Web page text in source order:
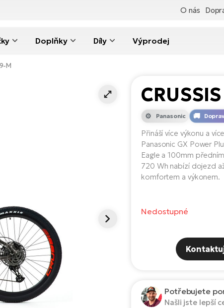
O nás
Doplňky Díly Výprodej
M
Panasonic
Přináší více výkonu a
Panasonic GX Power
Eagle a 100mm
720 Wh nabízí dojezd
komfortem a výkonem.
Nedostupné
Potřebujete
Našli jste lepší